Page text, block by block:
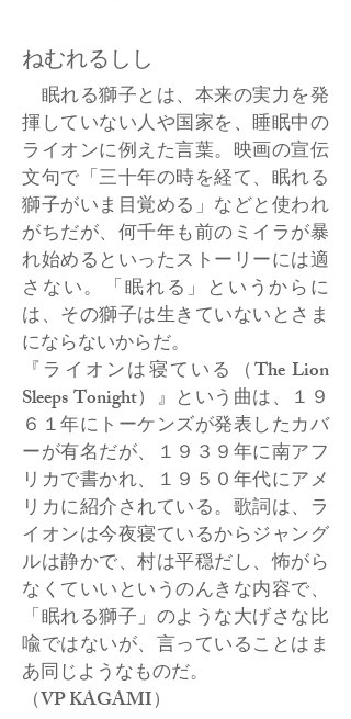
ねむれるしし
眠れる獅子とは、本来の実力を発
揮していない人や国家を、睡眠中の
ライオンに例えた言葉。映画の宣伝
文句で「三十年の時を経て、眠れる
獅子がいま目覚める」などと使われ
がちだが、何千年も前のミイラが暴
れ始めるといったストーリーには適
さない。「眠れる」というからに
は、その獅子は生きていないとさま
にならないからだ。
『ライオンは寝ている（The Lion
Sleeps Tonight）』という曲は、１９
６１年にトーケンズが発表したカバ
ーが有名だが、１９３９年に南アフ
リカで書かれ、１９５０年代にアメ
リカに紹介されている。歌詞は、ラ
イオンは今夜寝ているからジャング
ルは静かで、村は平穏だし、怖がら
なくていいというのんきな内容で、
「眠れる獅子」のような大げさな比
喩ではないが、言っていることはま
あ同じようなものだ。
​（VP KAGAMI）